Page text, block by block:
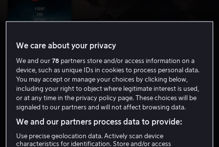
The X-Files
7.0 Drama 1998 1 t 56 min
15 år
We care about your privacy
We and our78 partners store and/or access information on a
device, such as unique IDs in cookies to process personal data.
You may accept or manage your choices by clicking below,
including your right to object where legitimate interest is used,
or at any time in the privacy policy page. These choices will be
signaled to our partners and will not affect browsing data.
We and our partners process data to provide:
Use precise geolocation data. Actively scan device
characteristics for identification. Store and/or access